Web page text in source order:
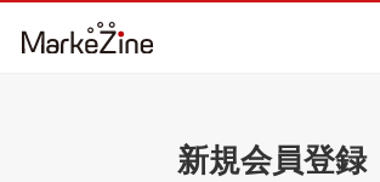
新規会員登録